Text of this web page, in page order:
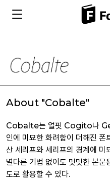
About "Cobalte"
Cobalte는 얼핏 Cogito나
인에 미묘한 화려함이 더해진 폰
산 세리프와 세리프의 경계에 미
별다른 기법 없이도 밋밋한 본문
도로 활용할 수 있다.